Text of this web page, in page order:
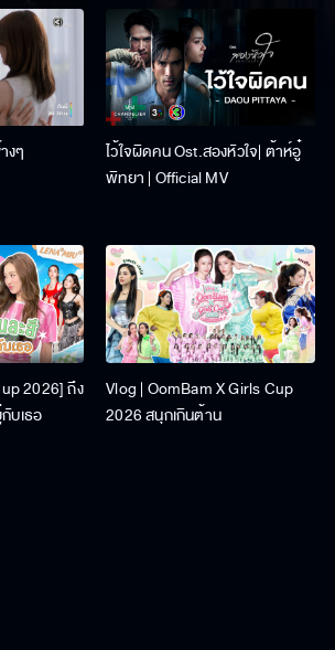
งๆ
ไว้ใจผิดคน Ost.สองหัวใจ| ต้าห์อู๋
พิทยา | Official MV
2026] ถึง
บเธอ
Vlog | OomBam X Girls Cup
2026 สนุกเกินต้าน